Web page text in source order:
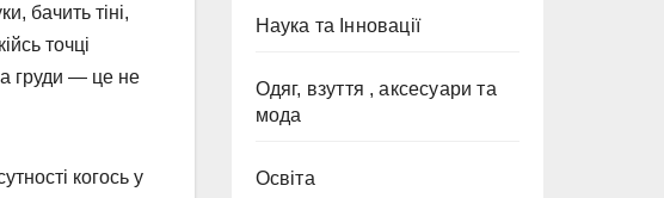
бачить тіні,
точці
груди — це не
когось у
Наука та Інновації
Одяг, взуття , аксесуари та
мода
Освіта